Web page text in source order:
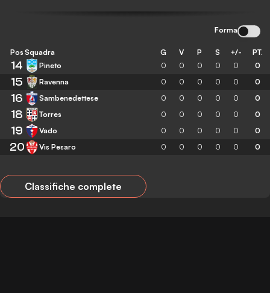
Forma
Pos Squadra G V P S +/- PT.
14 Pineto 0 0 0 0 0 0
15 Ravenna 0 0 0 0 0 0
16 Sambenedettese 0 0 0 0 0 0
18 Torres 0 0 0 0 0 0
19 Vado 0 0 0 0 0 0
20 Vis Pesaro 0 0 0 0 0 0
Classifiche complete